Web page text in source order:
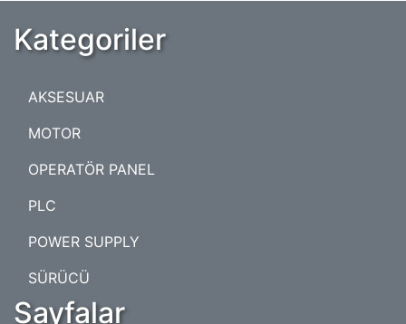
Kategoriler
AKSESUAR
MOTOR
OPERATÖR PANEL
PLC
POWER SUPPLY
SÜRÜCÜ
Sayfalar